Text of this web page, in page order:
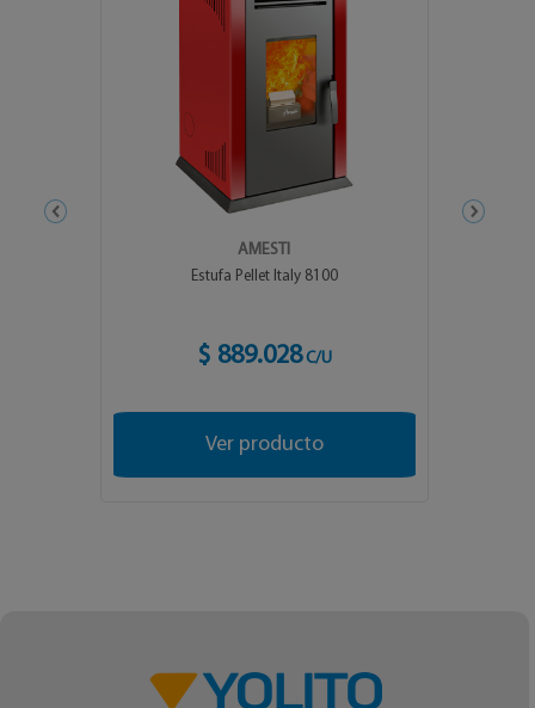
AMESTI
Estufa Pellet Italy 8100
$ 889.028 C/U
Ver producto